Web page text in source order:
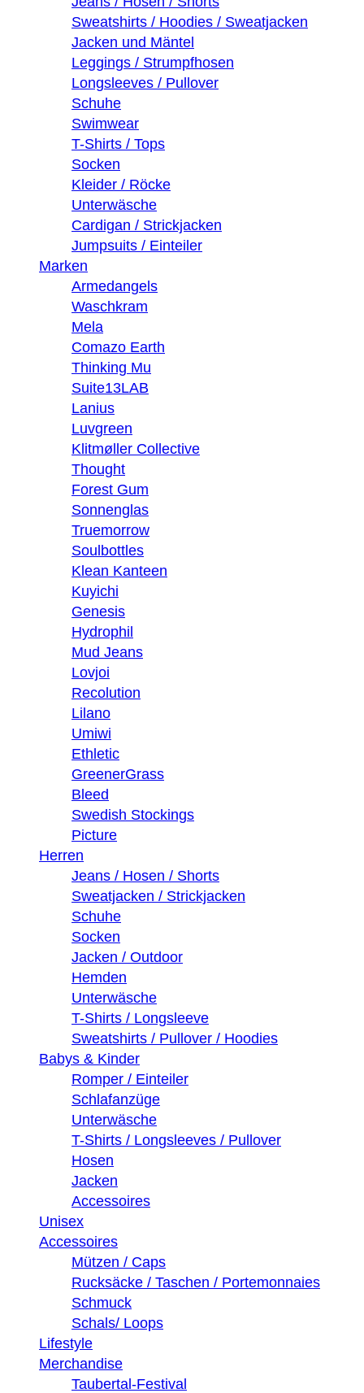
Sweatshirts / Hoodies / Sweatjacken
Jacken und Mäntel
Leggings / Strumpfhosen
Longsleeves / Pullover
Schuhe
Swimwear
T-Shirts / Tops
Socken
Kleider / Röcke
Unterwäsche
Cardigan / Strickjacken
Jumpsuits / Einteiler
Marken
Armedangels
Waschkram
Mela
Comazo Earth
Thinking Mu
Suite13LAB
Lanius
Luvgreen
Klitmøller Collective
Thought
Forest Gum
Sonnenglas
Truemorrow
Soulbottles
Klean Kanteen
Kuyichi
Genesis
Hydrophil
Mud Jeans
Lovjoi
Recolution
Lilano
Umiwi
Ethletic
GreenerGrass
Bleed
Swedish Stockings
Picture
Herren
Jeans / Hosen / Shorts
Sweatjacken / Strickjacken
Schuhe
Socken
Jacken / Outdoor
Hemden
Unterwäsche
T-Shirts / Longsleeve
Sweatshirts / Pullover / Hoodies
Babys & Kinder
Romper / Einteiler
Schlafanzüge
Unterwäsche
T-Shirts / Longsleeves / Pullover
Hosen
Jacken
Accessoires
Unisex
Accessoires
Mützen / Caps
Rucksäcke / Taschen / Portemonnaies
Schmuck
Schals/ Loops
Lifestyle
Merchandise
Taubertal-Festival